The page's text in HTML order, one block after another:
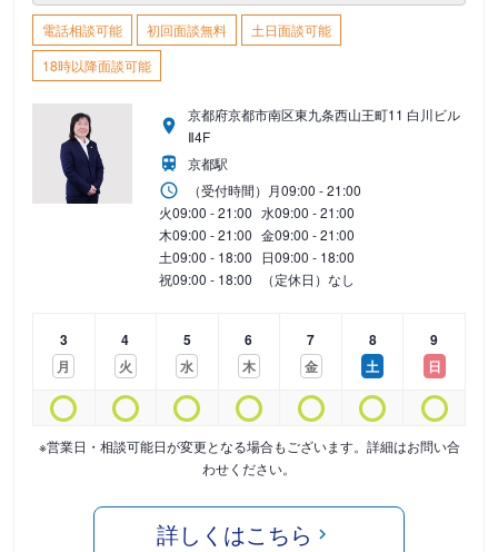
電話相談可能 初回面談無料
土日面談可能
18時以降面談可能
京都府京都市南区東九条西山王町11 白川ビル
Ⅱ4F
京都駅
（受付時間） 月09:00 - 21:00
火09:00 - 21:00 水09:00 - 21:00
木09:00 - 21:00 金09:00 - 21:00
土09:00 - 18:00 日09:00 - 18:00
祝09:00 - 18:00 （定休日）なし
3
月
4
火
5
水
6
木
7
金
8
土
9
日
※営業日・相談可能日が変更となる場合もございます。詳細はお問い合
わせください。
詳しくはこちら